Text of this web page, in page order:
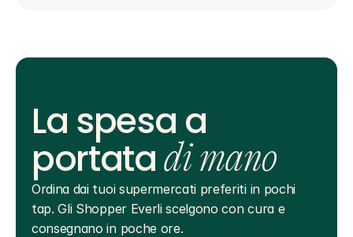
La spesa a
portatadi mano
Ordina dai tuoi supermercati preferiti in pochi
tap. Gli Shopper Everli scelgono con cura e
consegnano in poche ore.